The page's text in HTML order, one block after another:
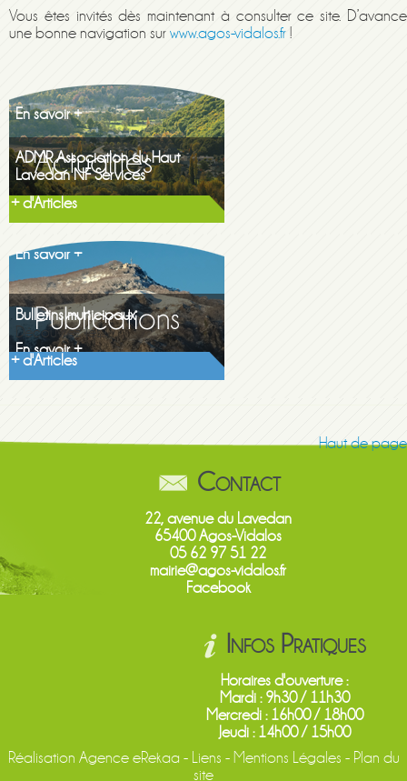
Vous êtes invités dès maintenant à consulter ce site. D’avance
une bonne navigation sur www.agos-vidalos.fr !
Maison de la famille itinerante
En savoir +
ADMR Association du Haut
Lavedan NF Services
En savoir +
+ d'Articles
Gazette printemps 2026
Gazette printemps...
En savoir +
Bulletins municipaux
Découvrez les...
En savoir +
+ d'Articles
Haut de page
Contact
22, avenue du Lavedan
65400 Agos-Vidalos
05 62 97 51 22
mairie@agos-vidalos.fr
Facebook
Infos Pratiques
Horaires d'ouverture :
Mardi : 9h30 / 11h30
Mercredi : 16h00 / 18h00
Jeudi : 14h00 / 15h00
Réalisation Agence eRekaa - Liens - Mentions Légales - Plan du
site